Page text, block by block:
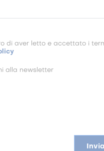
di aver letto e accettato i
alla newsletter